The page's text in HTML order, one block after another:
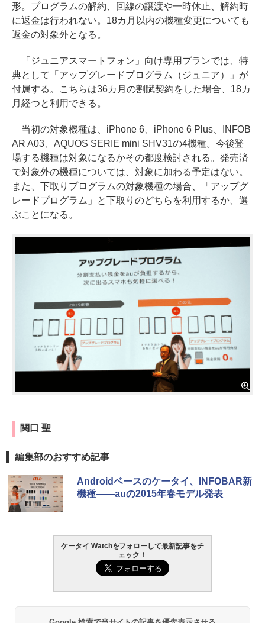
形。プログラムの解約、回線の譲渡や一時休止、解約時
に返金は行われない。18カ月以内の機種変更についても
返金の対象外となる。
「ジュニアスマートフォン」向け専用プランでは、特
典として「アップグレードプログラム（ジュニア）」が
付属する。こちらは36カ月の割賦契約をした場合、18カ
月経つと利用できる。
当初の対象機種は、iPhone 6、iPhone 6 Plus、INFOB
AR A03、AQUOS SERIE mini SHV31の4機種。今後登
場する機種は対象になるかその都度検討される。発売済
で対象外の機種については、対象に加わる予定はない。
また、下取りプログラムの対象機種の場合、「アップグ
レードプログラム」と下取りのどちらを利用するか、選
ぶことになる。
関口 聖
編集部のおすすめ記事
Androidベースのケータイ、INFOBAR新
機種――auの2015年春モデル発表
ケータイ Watchをフォローして最新記事をチ
ェック！